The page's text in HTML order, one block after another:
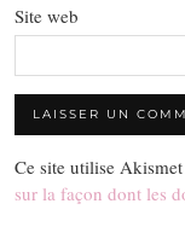
Site web
Ce site utilise
sur la façon dont les